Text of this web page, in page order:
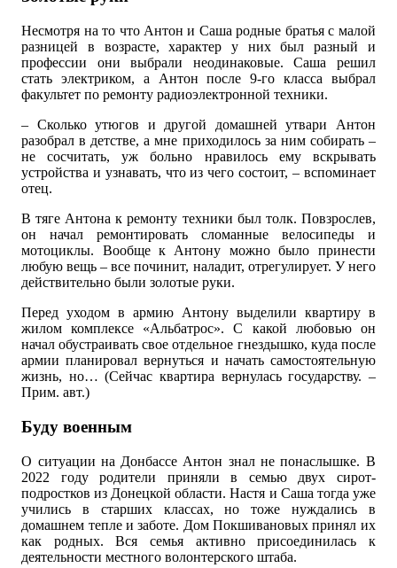
Несмотря на то что Антон и Саша родные братья с малой
разницей в возрасте, характер у них был разный и
профессии они выбрали неодинаковые. Саша решил
стать электриком, а Антон после 9-го класса выбрал
факультет по ремонту радиоэлектронной техники.
– Сколько утюгов и другой домашней утвари Антон
разобрал в детстве, а мне приходилось за ним собирать –
не сосчитать, уж больно нравилось ему вскрывать
устройства и узнавать, что из чего состоит, – вспоминает
отец.
В тяге Антона к ремонту техники был толк. Повзрослев,
он начал ремонтировать сломанные велосипеды и
мотоциклы. Вообще к Антону можно было принести
любую вещь – все починит, наладит, отрегулирует. У него
действительно были золотые руки.
Перед уходом в армию Антону выделили квартиру в
жилом комплексе «Альбатрос». С какой любовью он
начал обустраивать свое отдельное гнездышко, куда после
армии планировал вернуться и начать самостоятельную
жизнь, но… (Сейчас квартира вернулась государству. –
Прим. авт.)
Буду военным
О ситуации на Донбассе Антон знал не понаслышке. В
2022 году родители приняли в семью двух сирот-
подростков из Донецкой области. Настя и Саша тогда уже
учились в старших классах, но тоже нуждались в
домашнем тепле и заботе. Дом Покшивановых принял их
как родных. Вся семья активно присоединилась к
деятельности местного волонтерского штаба.